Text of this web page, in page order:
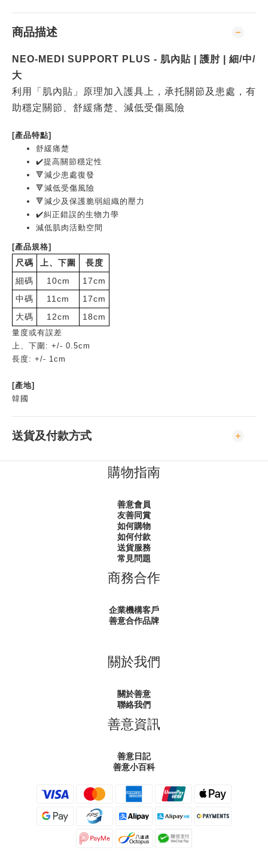
商品描述
NEO-MEDI SUPPORT PLUS - 肌內貼 | 護肘 | 細/中/
大
利用「肌內貼」原理加入護具上，承托關節及患處，有
助穩定關節、舒緩痛楚、減低受傷風險
[產品特點]
舒緩痛楚
✔️提高關節穩定性
🔻減少患處復發
🔻減低受傷風險
🔻減少及保護脆弱組織的壓力
✔️糾正錯誤的生物力學
減低肌肉活動空間
[產品規格]
尺碼 上、下圍
長度
細碼
10cm
17cm
中碼
11cm
17cm
大碼
12cm 18cm
量度或有誤差
上、下圍: +/- 0.5cm
長度: +/- 1cm
[產地]
韓國
送貨及付款方式
購物指南
善意會員
友善同賞
如何購物
如何付款
送貨服務
常見問題
商務合作
企業機構客戶
善意合作品牌
關於我們
關於善意
聯絡我們
善意資訊
善意日記
善意小百科